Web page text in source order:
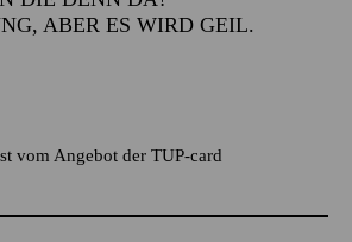
ABER ES WIRD GEIL.
vom Angebot der TUP-card